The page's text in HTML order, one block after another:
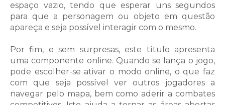
espaço vazio, tendo que esperar uns segundos
para que a personagem ou objeto em questão
apareça e seja possível interagir com o mesmo.
Por fim, e sem surpresas, este título apresenta
uma componente online. Quando se lança o jogo,
pode escolher-se ativar o modo online, o que faz
com que seja possível ver outros jogadores a
navegar pelo mapa, bem como aderir a combates